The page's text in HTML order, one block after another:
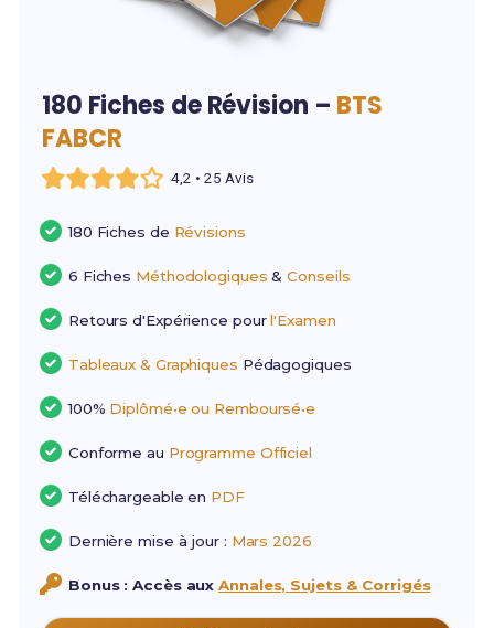
180 Fiches de Révision – BTS
FABCR
4,2 • 25 Avis
180 Fiches de Révisions
6 Fiches Méthodologiques &Conseils
Retours d'Expérience pourl'Examen
Tableaux & Graphiques Pédagogiques
100% Diplômé•e ou Remboursé•e
Conforme au Programme Officiel
Téléchargeable en PDF
Dernière mise à jour : Mars 2026
Bonus : Accès auxAnnales, Sujets & Corrigés